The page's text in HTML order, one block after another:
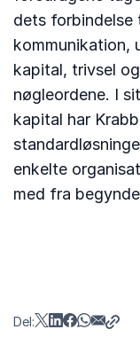
dets forbindelse
kommunikation,
kapital, trivsel
nøgleordene. I
kapital har
enkelte
med fra
Del: